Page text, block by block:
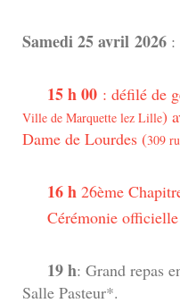
Samedi 25 avril 2026 :
15 h 00 : défilé de
Ville de Marquette lez Lille)
Dame de Lourdes (309
16 h 26ème
Cérémonie officielle
19 h: Grand repas
Salle Pasteur*.